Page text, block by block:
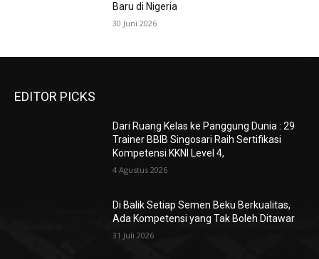
Baru di Nigeria
30 Juni 2026
EDITOR PICKS
Dari Ruang Kelas ke Panggung Dunia : 29
Trainer BBIB Singosari Raih Sertifikasi
Kompetensi KKNI Level 4,
4 Agustus 2026
Di Balik Setiap Semen Beku Berkualitas,
Ada Kompetensi yang Tak Boleh Ditawar
31 Juli 2026